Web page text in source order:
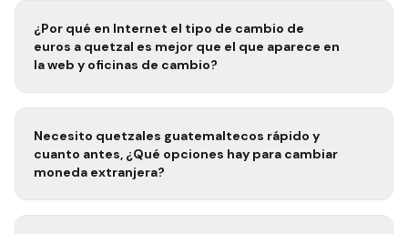
¿Por qué en Internet el tipo de cambio de
euros a quetzal es mejor que el que aparece en
la web y oficinas de cambio?
Necesito quetzales guatemaltecos rápido
cuanto antes, ¿Qué opciones hay para cambiar
moneda extranjera?